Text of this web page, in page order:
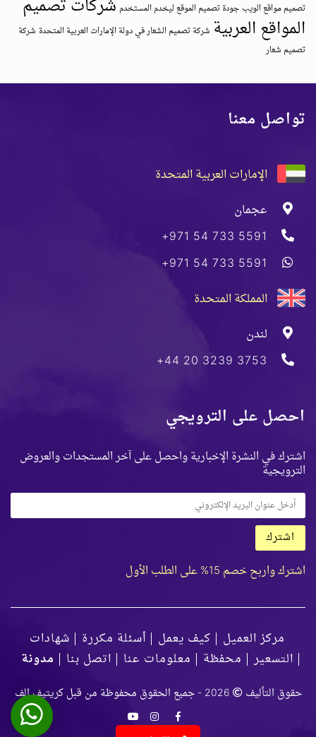
تصميم مواقع الويب جودة تصميم الموقع ليخدم المستخدم شركات تصميم
المواقع العربية شركة تصميم الشعار في دولة الإمارات العربية المتحدة شركة
تصميم شعار
تواصل معنا
الإمارات العربية المتحدة
عجمان
+971 54 733 5591
+971 54 733 5591
المملكة المتحدة
لندن
+44 20 3239 3753
احصل على الترويجي
اشترك في النشرة الإخبارية واحصل على آخر المستجدات والعروض
الترويجية
اشترك
اشترك واربح خصم 15% على الطلب الأول
مركز العميل كيف يعمل أسئلة مكررة
شهادات
التسعير
محفظة معلومات عنا اتصل بنا مدونة
حقوق التأليف